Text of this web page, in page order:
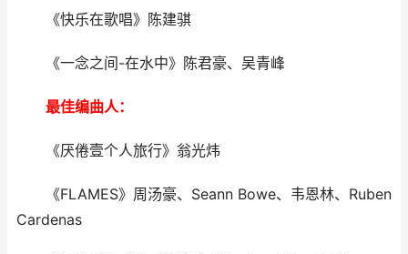
《快乐在歌唱》陈建骐
《一念之间-在水中》陈君豪、吴青峰
最佳编曲人：
《厌倦壹个人旅行》翁光炜
《FLAMES》周汤豪、Seann Bowe、韦恩林、Ruben
Cardenas